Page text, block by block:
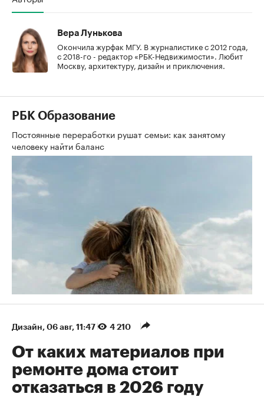
Вера Лунькова
Окончила журфак МГУ. В журналистике с 2012 года,
с 2018-го - редактор «РБК-Недвижимости». Любит
Москву, архитектуру, дизайн и приключения.
РБК Образование
Постоянные переработки рушат семьи: как занятому
человеку найти баланс
Дизайн⁠, 06 авг, 11:47 4 210
От каких материалов при
ремонте дома стоит
отказаться в 2026 году